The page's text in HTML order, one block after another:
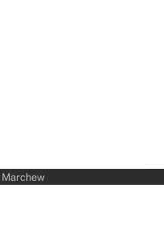
Marchew